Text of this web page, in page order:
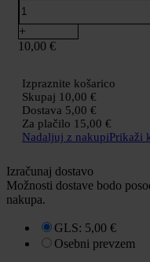
+
10,00 €
Izpraznite košarico
Skupaj 10,00 €
Dostava 5,00 €
Za plačilo 15,00 €
Nadaljuj z nakupiPrikaži
Izračunaj dostavo
Možnosti dostave bodo
nakupa.
GLS: 5,00 €
Osebni prevzem